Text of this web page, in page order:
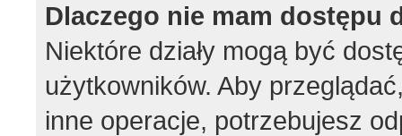
Dlaczego nie mam dostępu
Niektóre działy mogą być
użytkowników. Aby
inne operacje, potrzebujesz